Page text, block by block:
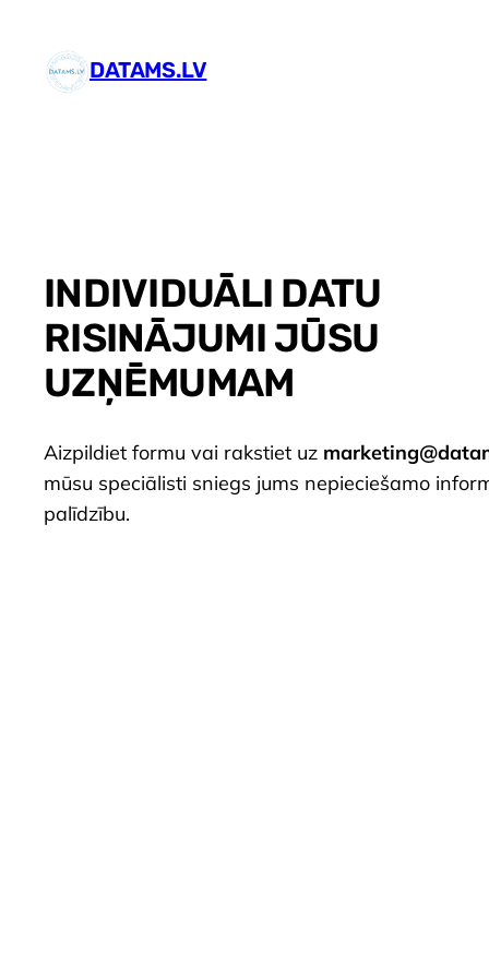
saturu
DATAMS.LV
INDIVIDUĀLI DATU
RISINĀJUMI JŪSU
UZŅĒMUMAM
Aizpildiet formu vai rakstiet uz
mūsu speciālisti sniegs jums nepieciešamo
palīdzību.